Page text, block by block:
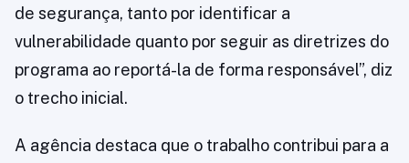
de segurança, tanto por identificar a
vulnerabilidade quanto por seguir as diretrizes do
programa ao reportá-la de forma responsável”, diz
o trecho inicial.
A agência destaca que o trabalho contribui para a